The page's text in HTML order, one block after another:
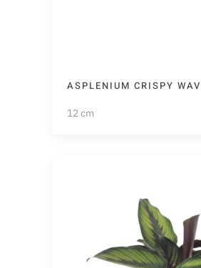
ASPLENIUM CRISPY
12 cm